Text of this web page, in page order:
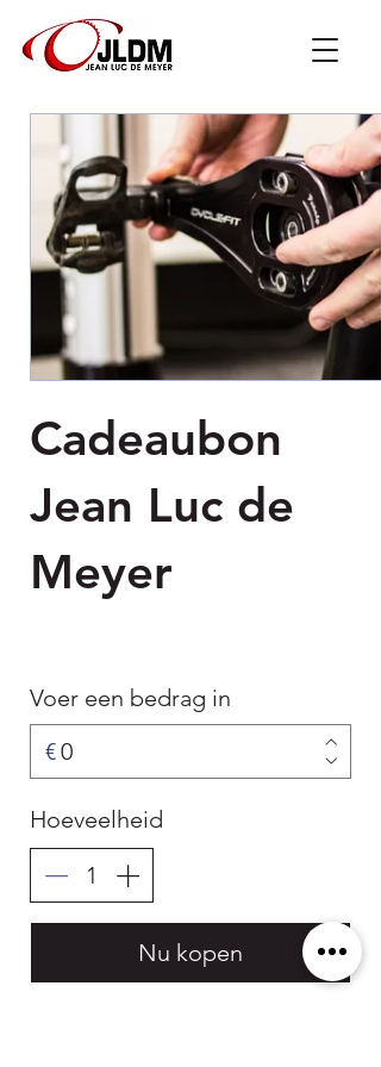
Cadeaubon
Jean Luc de
Meyer
Voer een bedrag in
€
Hoeveelheid
Nu kopen